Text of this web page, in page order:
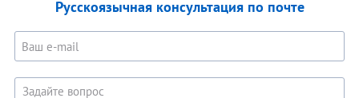
Русскоязычная консультация по почте